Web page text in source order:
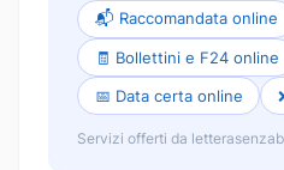
📬 Raccomandata online
🧾 Bollettini e F24 online
📅 Data certa online
Servizi offerti da